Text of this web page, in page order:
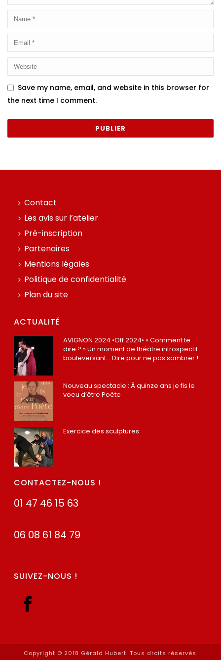
Save my name, email, and website in this browser for
the next time I comment.
Contact
Les avis sur l’atelier
Pré-inscription
Partenaires
Mentions légales
Politique de confidentialité
Plan du site
ACTUALITÉ
AVIGNON 2024 •Off 2024• « Comment te
dire ? » Un moment de théâtre introspectif
bouleversant… Dire pour ne pas sombrer !
Nouveau spectacle : À quinze ans je fis le
voeu d’être Poète
Exercice des sculptures
CONTACTEZ-NOUS !
01 47 46 15 63
06 08 61 84 79
SUIVEZ-NOUS !
Copyright © 2018 Gérald Hubert. Tous droits réservés.